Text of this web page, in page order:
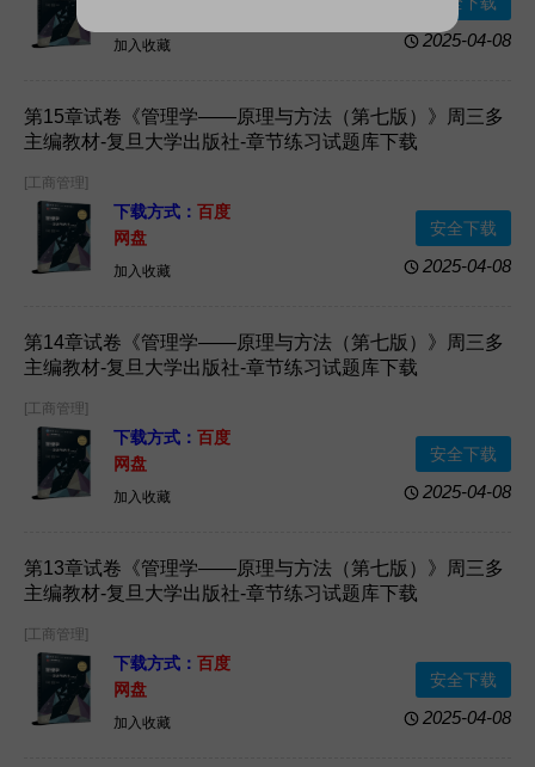
加入收藏 2025-04-08
第15章试卷《管理学——原理与方法（第七版）》周三多
主编教材-复旦大学出版社-章节练习试题库下载
[工商管理]
下载方式： 百度
网盘
加入收藏 2025-04-08
安全下载
第14章试卷《管理学——原理与方法（第七版）》周三多
主编教材-复旦大学出版社-章节练习试题库下载
[工商管理]
下载方式： 百度
网盘
加入收藏 2025-04-08
安全下载
第13章试卷《管理学——原理与方法（第七版）》周三多
主编教材-复旦大学出版社-章节练习试题库下载
[工商管理]
下载方式： 百度
网盘
加入收藏 2025-04-08
安全下载